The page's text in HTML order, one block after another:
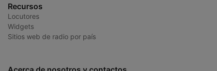
Recursos
Locutores
Widgets
Sitios web de radio por país